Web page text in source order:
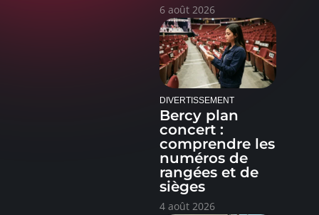
6 août 2026
DIVERTISSEMENT
Bercy plan
concert :
comprendre les
numéros de
rangées et de
sièges
4 août 2026